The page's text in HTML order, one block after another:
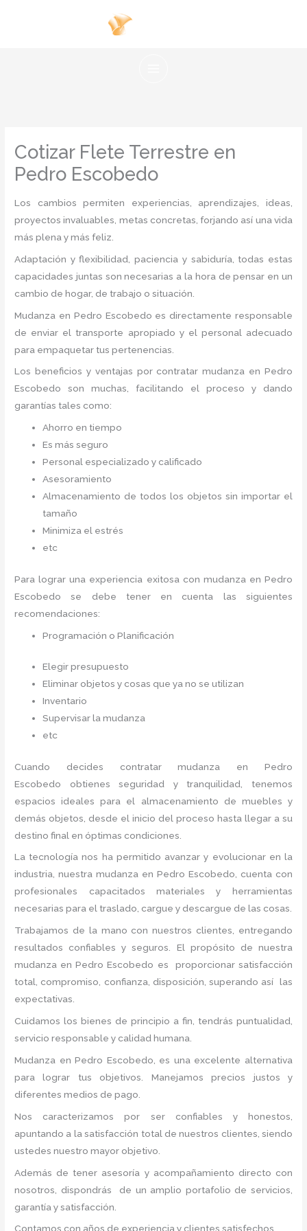
Cotizar Flete Terrestre en
Pedro Escobedo
Los cambios permiten experiencias, aprendizajes, ideas,
proyectos invaluables, metas concretas, forjando así una vida
más plena y más feliz.
Adaptación y flexibilidad, paciencia y sabiduría, todas estas
capacidades juntas son necesarias a la hora de pensar en un
cambio de hogar, de trabajo o situación.
Mudanza en Pedro Escobedo es directamente responsable
de enviar el transporte apropiado y el personal adecuado
para empaquetar tus pertenencias.
Los beneficios y ventajas por contratar mudanza en Pedro
Escobedo
son muchas, facilitando el proceso y dando
garantías tales como:
Ahorro en tiempo
Es más seguro
Personal especializado y calificado
Asesoramiento
Almacenamiento de todos los objetos sin importar el
tamaño
Minimiza el estrés
etc
Para lograr una experiencia exitosa con mudanza en Pedro
Escobedo
se debe tener en cuenta las siguientes
recomendaciones:
Programación o Planificación
Elegir presupuesto
Eliminar objetos y cosas que ya no se utilizan
Inventario
Supervisar la mudanza
etc
Cuando decides contratar mudanza en Pedro
Escobedo
obtienes seguridad y tranquilidad, tenemos
espacios ideales para el almacenamiento de muebles y
demás objetos, desde el inicio del proceso hasta llegar a su
destino final en óptimas condiciones.
La tecnología nos ha permitido avanzar y evolucionar en la
industria, nuestra mudanza en Pedro Escobedo, cuenta con
profesionales capacitados materiales y herramientas
necesarias para el traslado, cargue y descargue de las cosas.
Trabajamos de la mano con nuestros clientes, entregando
resultados confiables y seguros. El propósito de nuestra
mudanza en Pedro Escobedo es proporcionar satisfacción
total, compromiso, confianza, disposición, superando así las
expectativas.
Cuidamos los bienes de principio a fin, tendrás puntualidad,
servicio responsable y calidad humana.
Mudanza en Pedro Escobedo, es una excelente alternativa
para lograr tus objetivos. Manejamos precios justos y
diferentes medios de pago.
Nos caracterizamos por ser confiables y honestos,
apuntando a la satisfacción total de nuestros clientes, siendo
ustedes nuestro mayor objetivo.
Además de tener asesoría y acompañamiento directo con
nosotros, dispondrás de un amplio portafolio de servicios,
garantía y satisfacción.
Contamos con años de experiencia y clientes satisfechos.